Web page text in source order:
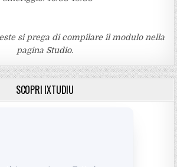
si prega di compilare il modulo nella
pagina Studio.
SCOPRI IXTUDIU